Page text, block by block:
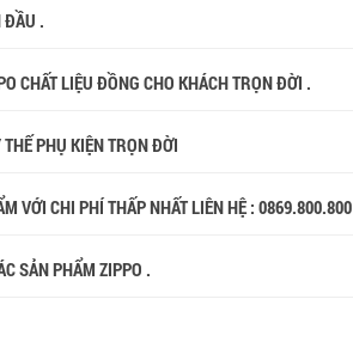
ĐẦU .
CHẤT LIỆU ĐỒNG CHO KHÁCH TRỌN ĐỜI .
PHỤ KIỆN TRỌN ĐỜI
VỚI CHI PHÍ THẤP NHẤT LIÊN HỆ : 0869.800.800
SẢN PHẨM ZIPPO .